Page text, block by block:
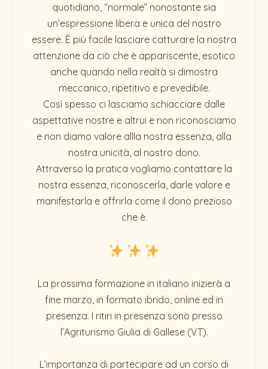
quotidiano, “normale” nonostante sia
un’espressione libera e unica del nostro
essere. È più facile lasciare catturare la nostra
attenzione da ciò che è appariscente, esotico
anche quando nella realtà si dimostra
meccanico, ripetitivo e prevedibile.
Così spesso ci lasciamo schiacciare dalle
aspettative nostre e altrui e non riconosciamo
e non diamo valore allla nostra essenza, alla
nostra unicità, al nostro dono.
Attraverso la pratica vogliamo contattare la
nostra essenza, riconoscerla, darle valore e
manifestarla e offrirla come il dono prezioso
che è.
La prossima formazione in italiano inizierà a
fine marzo, in formato ibrido, online ed in
presenza. I ritiri in presenza sono presso
l’Agriturismo Giulia di Gallese (VT).
L’importanza di partecipare ad un corso di